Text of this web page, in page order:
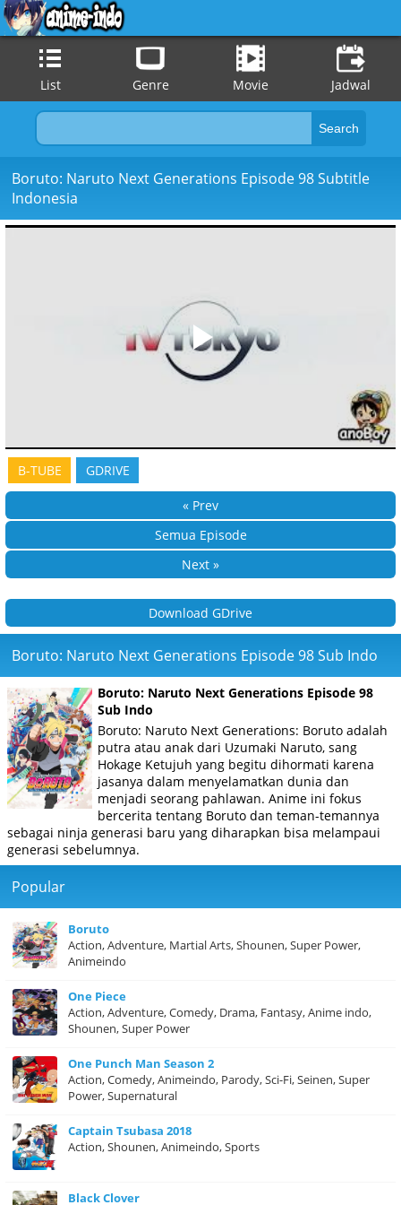
List Genre Movie Jadwal
Boruto: Naruto Next Generations Episode 98 Subtitle
Indonesia
B-TUBE GDRIVE
« Prev
Semua Episode
Next »
Download GDrive
Boruto: Naruto Next Generations Episode 98 Sub Indo
Boruto: Naruto Next Generations Episode 98
Sub Indo
Boruto: Naruto Next Generations: Boruto adalah
putra atau anak dari Uzumaki Naruto, sang
Hokage Ketujuh yang begitu dihormati karena
jasanya dalam menyelamatkan dunia dan
menjadi seorang pahlawan. Anime ini fokus
bercerita tentang Boruto dan teman-temannya
sebagai ninja generasi baru yang diharapkan bisa melampaui
generasi sebelumnya.
Popular
Boruto
Action, Adventure, Martial Arts, Shounen, Super Power,
Animeindo
One Piece
Action, Adventure, Comedy, Drama, Fantasy, Anime indo,
Shounen, Super Power
One Punch Man Season 2
Action, Comedy, Animeindo, Parody, Sci-Fi, Seinen, Super
Power, Supernatural
Captain Tsubasa 2018
Action, Shounen, Animeindo, Sports
Black Clover